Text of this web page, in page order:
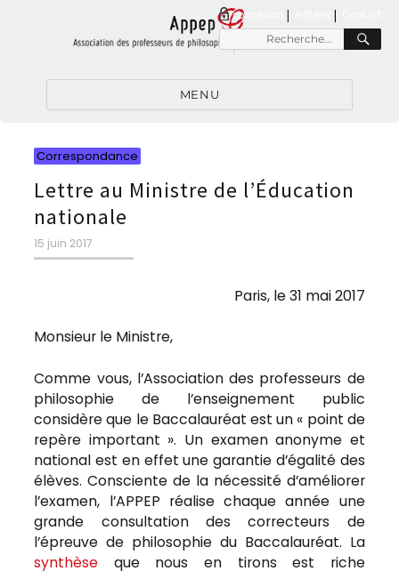
connexion |
Recherche
pour
MENU
Correspondance
Lettre au Ministre de l’Éducation
nationale
Publié
le
15 juin 2017
Paris, le 31 mai 2017
Monsieur le Ministre,
Comme vous, l’Association des professeurs de
philosophie de l’enseignement public
considère que le Baccalauréat est un « point de
repère important ». Un examen anonyme et
national est en effet une garantie d’égalité des
élèves. Consciente de la nécessité d’améliorer
l’examen, l’APPEP réalise chaque année une
grande consultation des correcteurs de
l’épreuve de philosophie du Baccalauréat. La
synthèse que nous en tirons est riche